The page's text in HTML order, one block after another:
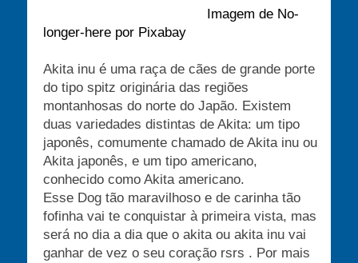
Imagem de No-
longer-here por Pixabay
Akita inu é uma raça de cães de grande porte
do tipo spitz originária das regiões
montanhosas do norte do Japão. Existem
duas variedades distintas de Akita: um tipo
japonês, comumente chamado de Akita inu ou
Akita japonês, e um tipo americano,
conhecido como Akita americano.
Esse Dog tão maravilhoso e de carinha tão
fofinha vai te conquistar à primeira vista, mas
será no dia a dia que o akita ou akita inu vai
ganhar de vez o seu coração rsrs . Por mais